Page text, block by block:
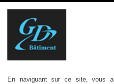
7a Rue Paul Boucly
En naviguant sur ce site, vous